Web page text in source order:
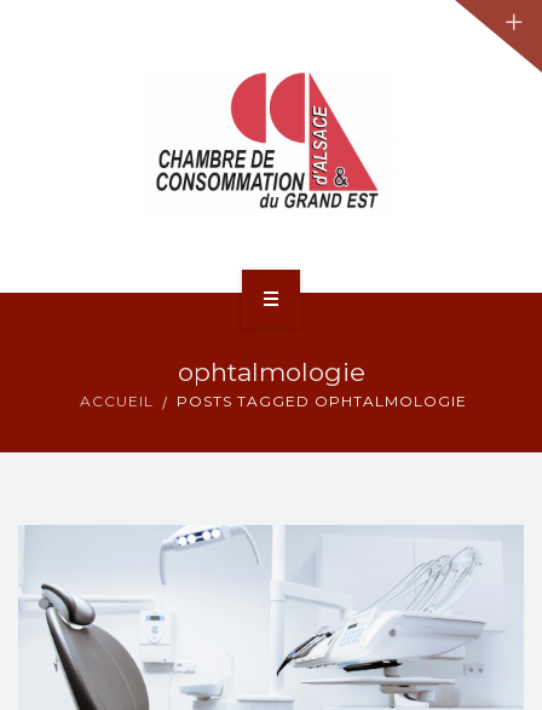
CONTACT
ophtalmologie
ACCUEIL POSTS TAGGED OPHTALMOLOGIE